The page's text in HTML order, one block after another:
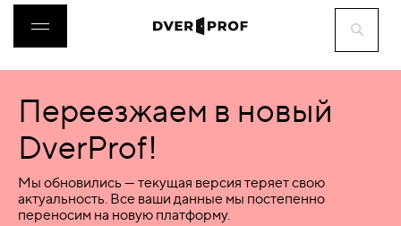
ДВЕРИ
ФУРНИТУРА
ВОРОТА
Переезжаем в новый
DverProf!
Мы обновились — текущая версия теряет свою
актуальность. Все ваши данные мы постепенно
переносим на новую платформу.